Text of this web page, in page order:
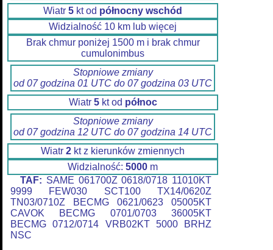
Wiatr 5 kt od północny wschód
Widzialność 10 km lub więcej
Brak chmur poniżej 1500 m i brak chmur
cumulonimbus
Stopniowe zmiany
od 07 godzina 01 UTC do 07 godzina 03 UTC
Wiatr 5kt od północ
Stopniowe zmiany
od 07 godzina 12 UTC do 07 godzina 14 UTC
Wiatr 2 kt z kierunków zmiennych
Widzialność: 5000 m
TAF: SAME 061700Z 0618/0718 11010KT
9999 FEW030 SCT100 TX14/0620Z
TN03/0710Z BECMG 0621/0623 05005KT
CAVOK BECMG 0701/0703 36005KT
BECMG 0712/0714 VRB02KT 5000 BRHZ
NSC